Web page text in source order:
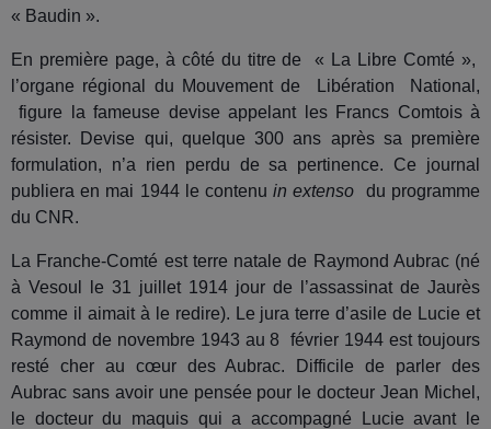
« Baudin ».
En première page, à côté du titre de « La Libre Comté »,
l’organe régional du Mouvement de Libération National,
figure la fameuse devise appelant les Francs Comtois à
résister. Devise qui, quelque 300 ans après sa première
formulation, n’a rien perdu de sa pertinence. Ce journal
publiera en mai 1944 le contenuin extenso
du programme
du CNR.
La Franche-Comté est terre natale de Raymond Aubrac (né
à Vesoul le 31 juillet 1914 jour de l’assassinat de Jaurès
comme il aimait à le redire). Le jura terre d’asile de Lucie et
Raymond de novembre 1943 au 8 février 1944 est toujours
resté cher au cœur des Aubrac. Difficile de parler des
Aubrac sans avoir une pensée pour le docteur Jean Michel,
le docteur du maquis qui a accompagné Lucie avant le